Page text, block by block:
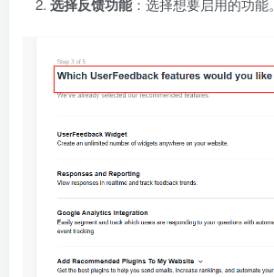
选择反馈功能：选择想要启用的功能。